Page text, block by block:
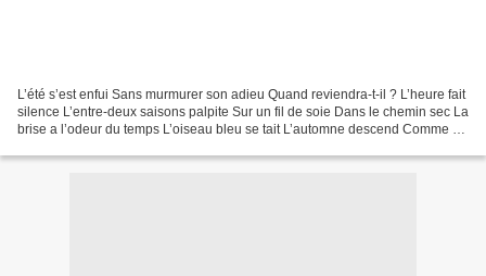
L’été s’est enfui Sans murmurer son adieu Quand reviendra-t-il ? L’heure fait
silence L’entre-deux saisons palpite Sur un fil de soie Dans le chemin sec La
brise a l’odeur du temps L’oiseau bleu se tait L’automne descend Comme un